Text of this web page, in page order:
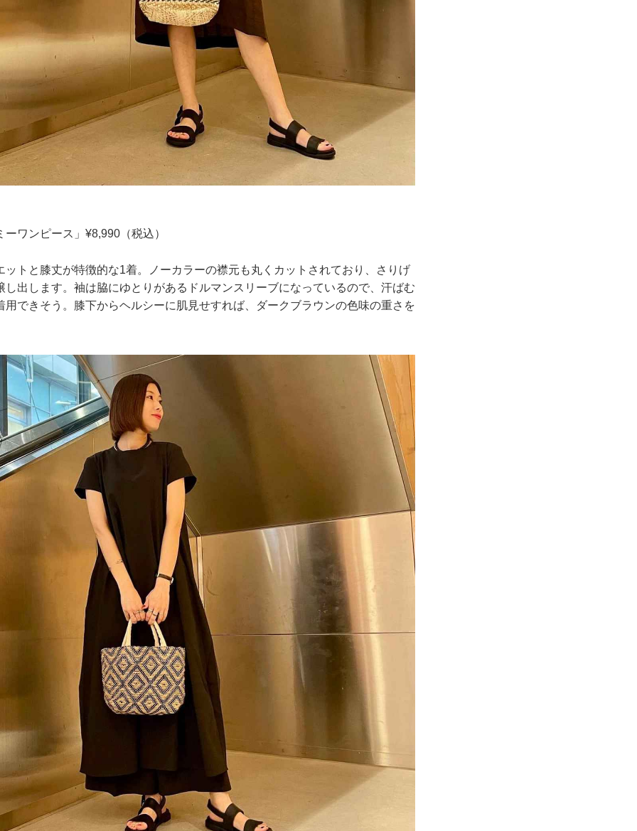
ワンピース」¥8,990（税込）
ットと膝丈が特徴的な1着。ノーカラーの襟元も丸くカットされており、さりげ
し出します。袖は脇にゆとりがあるドルマンスリーブになっているので、汗ばむ
用できそう。膝下からヘルシーに肌見せすれば、ダークブラウンの色味の重さを